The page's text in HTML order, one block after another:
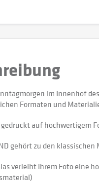
im Innenhof
Formaten und
gedruckt auf hochwertigem
gehört zu den
verleiht Ihrem Foto